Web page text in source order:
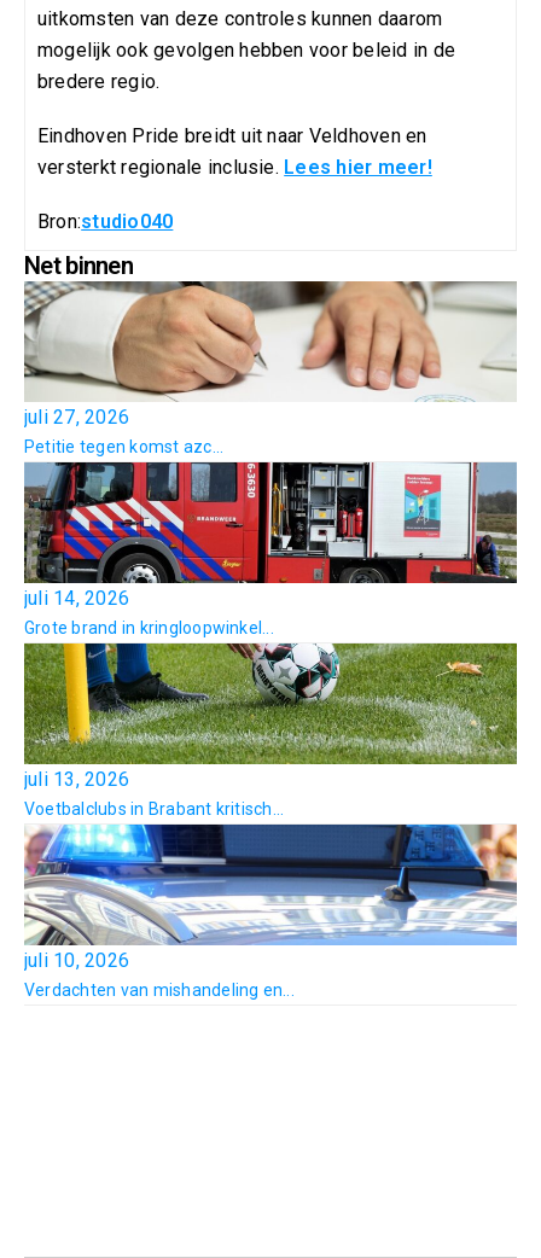
uitkomsten van deze controles kunnen daarom
mogelijk ook gevolgen hebben voor beleid in de
bredere regio.
Eindhoven Pride breidt uit naar Veldhoven en
versterkt regionale inclusie. Lees hier meer!
Bron:studio040
Net binnen
juli 27, 2026
Petitie tegen komst azc...
juli 14, 2026
Grote brand in kringloopwinkel...
juli 13, 2026
Voetbalclubs in Brabant kritisch...
juli 10, 2026
Verdachten van mishandeling en...